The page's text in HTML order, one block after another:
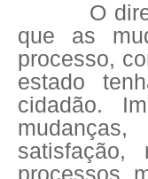
O
que as
processo,
estado
cidadão.